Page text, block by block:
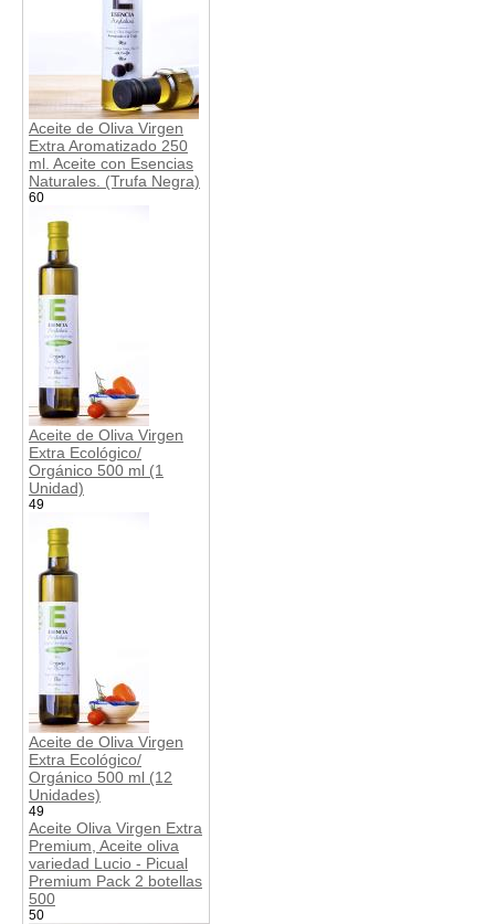
Aceite de Oliva Virgen
Extra Aromatizado 250
ml. Aceite con Esencias
Naturales. (Trufa Negra)
60
Aceite de Oliva Virgen
Extra Ecológico/
Orgánico 500 ml (1
Unidad)
49
Aceite de Oliva Virgen
Extra Ecológico/
Orgánico 500 ml (12
Unidades)
49
Aceite Oliva Virgen Extra
Premium, Aceite oliva
variedad Lucio - Picual
Premium Pack 2 botellas
500
50